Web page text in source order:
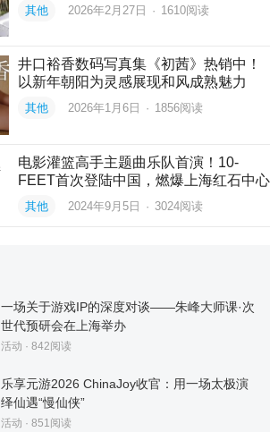
其他 2026年2月27日 · 1610阅读
井口裕香数码写真集《初茜》热销中！
以新年朝阳为灵感展现和风成熟魅力
其他 2026年1月6日 · 1856阅读
电影灌篮高手主题曲乐队首演！10-
FEET首次登陆中国，燃爆上海红石中心
其他 2024年9月5日 · 3024阅读
一场关于游戏IP的深度对谈——朱峰大师课·次
世代预研会在上海举办
活动 · 842阅读
乐享元游2026 ChinaJoy收官：用一场太极演
绎仙遇“慢仙侠”
活动 · 851阅读